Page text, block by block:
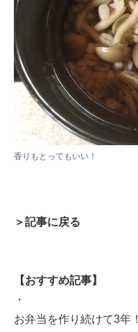
香りもとってもいい！
＞記事に戻る
【おすすめ記事】
・
お弁当を作り続けて3年